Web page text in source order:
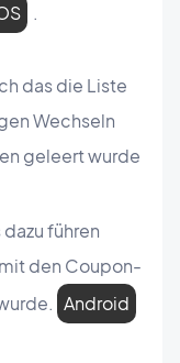
.
das die Liste
Wechseln
geleert wurde
führen
den Coupon-
Android